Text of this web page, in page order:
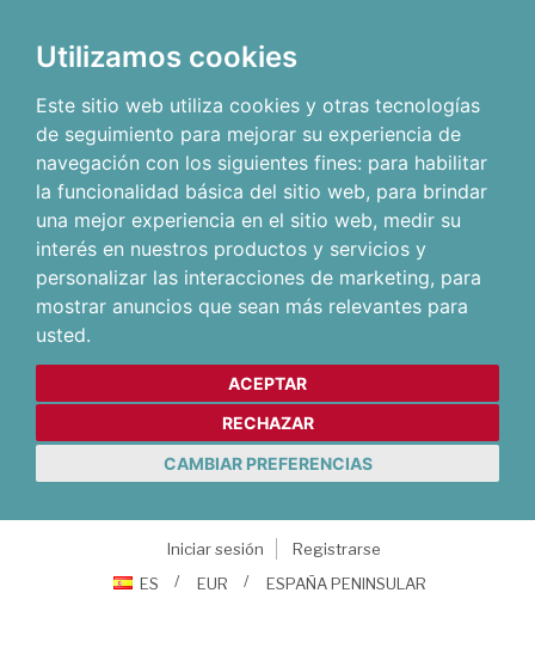
Utilizamos cookies
Este sitio web utiliza cookies y otras tecnologías
de seguimiento para mejorar su experiencia de
navegación con los siguientes fines: para habilitar
la funcionalidad básica del sitio web, para brindar
una mejor experiencia en el sitio web, medir su
interés en nuestros productos y servicios y
personalizar las interacciones de marketing, para
mostrar anuncios que sean más relevantes para
usted.
ACEPTAR
RECHAZAR
CAMBIAR PREFERENCIAS
Iniciar sesión
Registrarse
ES
EUR ESPAÑA PENINSULAR